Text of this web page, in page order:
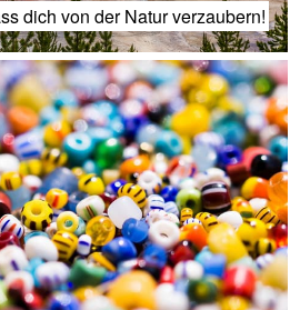
dich von der Natur verzaubern!